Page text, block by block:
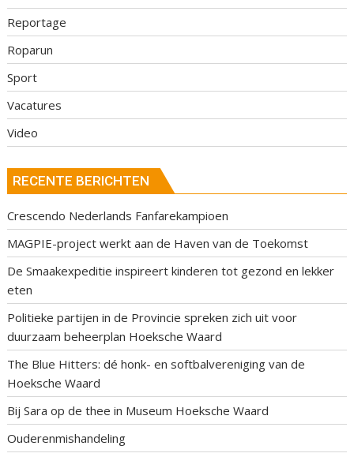
Reportage
Roparun
Sport
Vacatures
Video
RECENTE BERICHTEN
Crescendo Nederlands Fanfarekampioen
MAGPIE-project werkt aan de Haven van de Toekomst
De Smaakexpeditie inspireert kinderen tot gezond en lekker
eten
Politieke partijen in de Provincie spreken zich uit voor
duurzaam beheerplan Hoeksche Waard
The Blue Hitters: dé honk- en softbalvereniging van de
Hoeksche Waard
Bij Sara op de thee in Museum Hoeksche Waard
Ouderenmishandeling